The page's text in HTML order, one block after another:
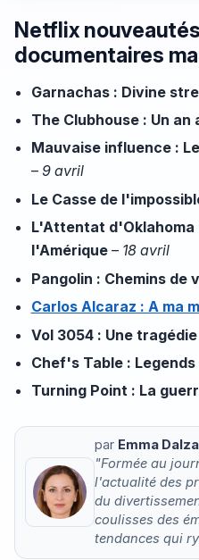
Netflix nouveautés
documentaires
Garnachas : Divine
The Clubhouse : Un an
Mauvaise influence :
– 9 avril
Le Casse de
L'Attentat d'Oklahoma
l'Amérique– 18 avril
Pangolin : Chemins de
Carlos Alcaraz : A ma
Vol 3054 : Une
Chef's Table : Legends
Turning Point : La
par Emma
"Formée au
l'actualité des
du
coulisses des
tendances qui